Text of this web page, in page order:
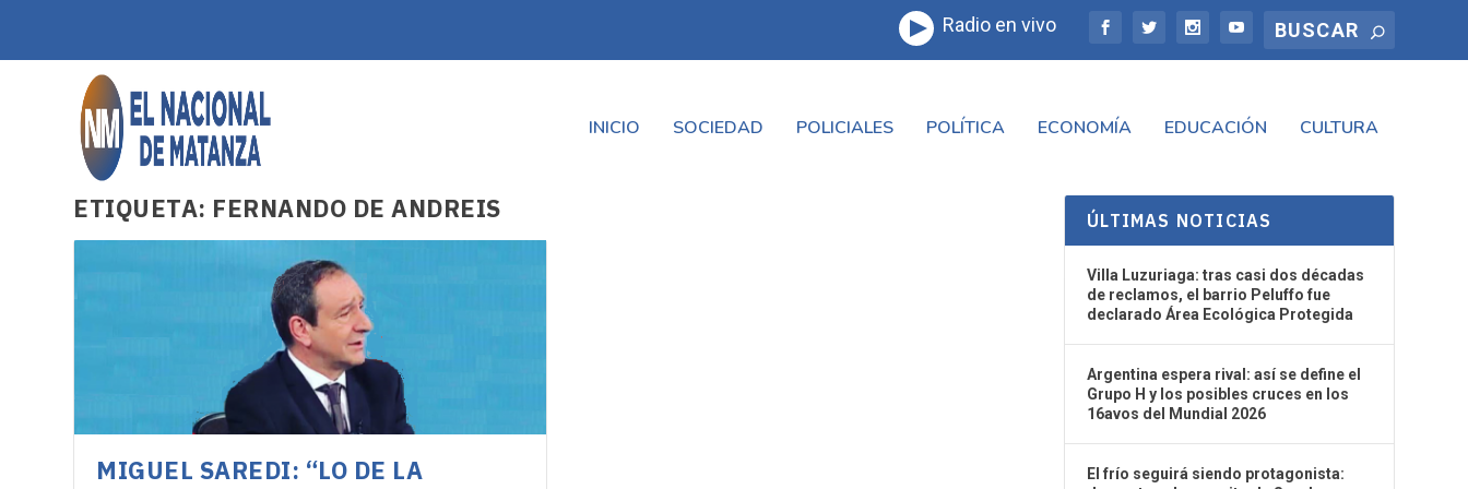
Radio en vivo
INICIO SOCIEDAD POLICIALES POLÍTICA ECONOMÍA EDUCACIÓN CULTURA
ETIQUETA: FERNANDO DE ANDREIS
MIGUEL SAREDI: “LO DE LA
ÚLTIMAS NOTICIAS
Villa Luzuriaga: tras casi dos décadas
de reclamos, el barrio Peluffo fue
declarado Área Ecológica Protegida
Argentina espera rival: así se define el
Grupo H y los posibles cruces en los
16avos del Mundial 2026
El frío seguirá siendo protagonista: